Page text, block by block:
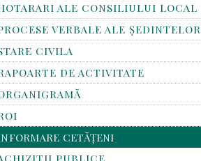
ALE CONSILIULUI LOCAL
VERBALE ALE ȘEDINTELOR
CIVILA
DE ACTIVITATE
CETĂȚENI
PUBLICE